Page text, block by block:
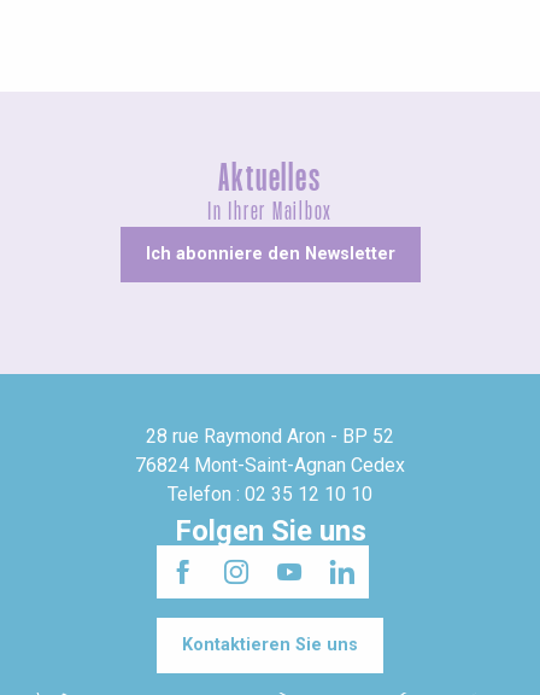
Aktuelles
In Ihrer Mailbox
Ich abonniere den Newsletter
28 rue Raymond Aron - BP 52
76824 Mont-Saint-Agnan Cedex
Telefon : 02 35 12 10 10
Folgen Sie uns
Kontaktieren Sie uns